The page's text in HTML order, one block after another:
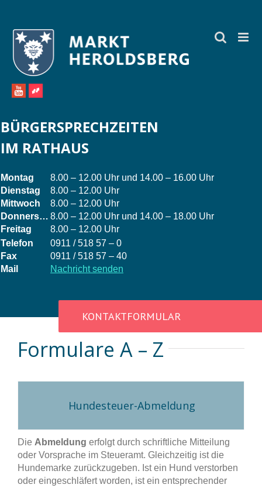
springen
BÜRGERSPRECHZEITEN
IM RATHAUS
Montag
8.00 – 12.00 Uhr und 14.00 – 16.00 Uhr
Dienstag
8.00 – 12.00 Uhr
Mittwoch
8.00 – 12.00 Uhr
Donnerstag 8.00 – 12.00 Uhr und 14.00 – 18.00 Uhr
Freitag
8.00 – 12.00 Uhr
Telefon
0911 / 518 57 – 0
Fax
0911 / 518 57 – 40
Mail
Nachricht senden
KONTAKTFORMULAR
Formulare A – Z
Hundesteuer-Abmeldung
Die Abmeldung erfolgt durch schriftliche Mitteilung
oder Vorsprache im Steueramt. Gleichzeitig ist die
Hundemarke zurückzugeben. Ist ein Hund verstorben
oder eingeschläfert worden, ist ein entsprechender